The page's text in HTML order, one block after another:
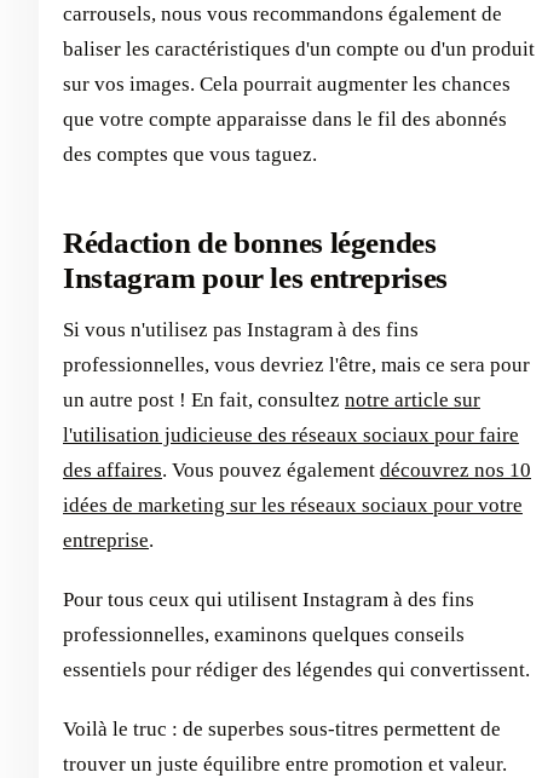
carrousels, nous vous recommandons également de
baliser les caractéristiques d'un compte ou d'un produit
sur vos images. Cela pourrait augmenter les chances
que votre compte apparaisse dans le fil des abonnés
des comptes que vous taguez.
Rédaction de bonnes légendes
Instagram pour les entreprises
Si vous n'utilisez pas Instagram à des fins
professionnelles, vous devriez l'être, mais ce sera pour
un autre post ! En fait, consultez notre article sur
l'utilisation judicieuse des réseaux sociaux pour faire
des affaires. Vous pouvez également découvrez nos 10
idées de marketing sur les réseaux sociaux pour votre
entreprise.
Pour tous ceux qui utilisent Instagram à des fins
professionnelles, examinons quelques conseils
essentiels pour rédiger des légendes qui convertissent.
Voilà le truc : de superbes sous-titres permettent de
trouver un juste équilibre entre promotion et valeur.